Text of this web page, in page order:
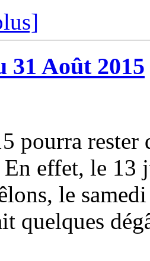
31 Août 2015
pourra rester
En effet, le 13
le
quelques